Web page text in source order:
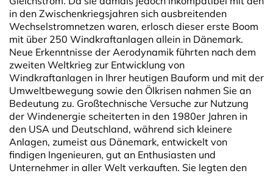
in den Zwischenkriegsjahren sich ausbreitenden
Wechselstromnetzen waren, erlosch dieser erste Boom
mit über 250 Windkraftanlagen allein in Dänemark.
Neue Erkenntnisse der Aerodynamik führten nach dem
zweiten Weltkrieg zur Entwicklung von
Windkraftanlagen in Ihrer heutigen Bauform und mit der
Umweltbewegung sowie den Ölkrisen nahmen Sie an
Bedeutung zu. Großtechnische Versuche zur Nutzung
der Windenergie scheiterten in den 1980er Jahren in
den USA und Deutschland, während sich kleinere
Anlagen, zumeist aus Dänemark, entwickelt von
findigen Ingenieuren, gut an Enthusiasten und
Unternehmer in aller Welt verkauften. Sie legten den